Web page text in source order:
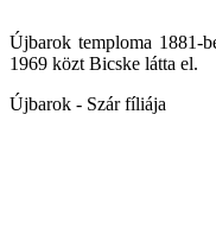
Újbarok temploma 1881-
1969 közt Bicske látta el.
Újbarok - Szár fíliája